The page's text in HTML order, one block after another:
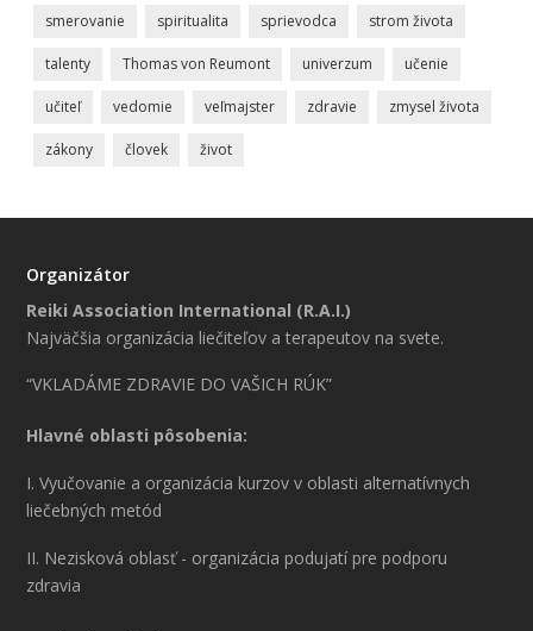
smerovanie spiritualita sprievodca strom života
talenty Thomas von Reumont univerzum učenie
učiteľ vedomie veľmajster zdravie zmysel života
zákony človek život
Organizátor
Reiki Association International (R.A.I.)
Najväčšia organizácia liečiteľov a terapeutov na svete.
“VKLADÁME ZDRAVIE DO VAŠICH RÚK”
Hlavné oblasti pôsobenia:
I. Vyučovanie a organizácia kurzov v oblasti alternatívnych
liečebných metód
II. Nezisková oblasť - organizácia podujatí pre podporu
zdravia